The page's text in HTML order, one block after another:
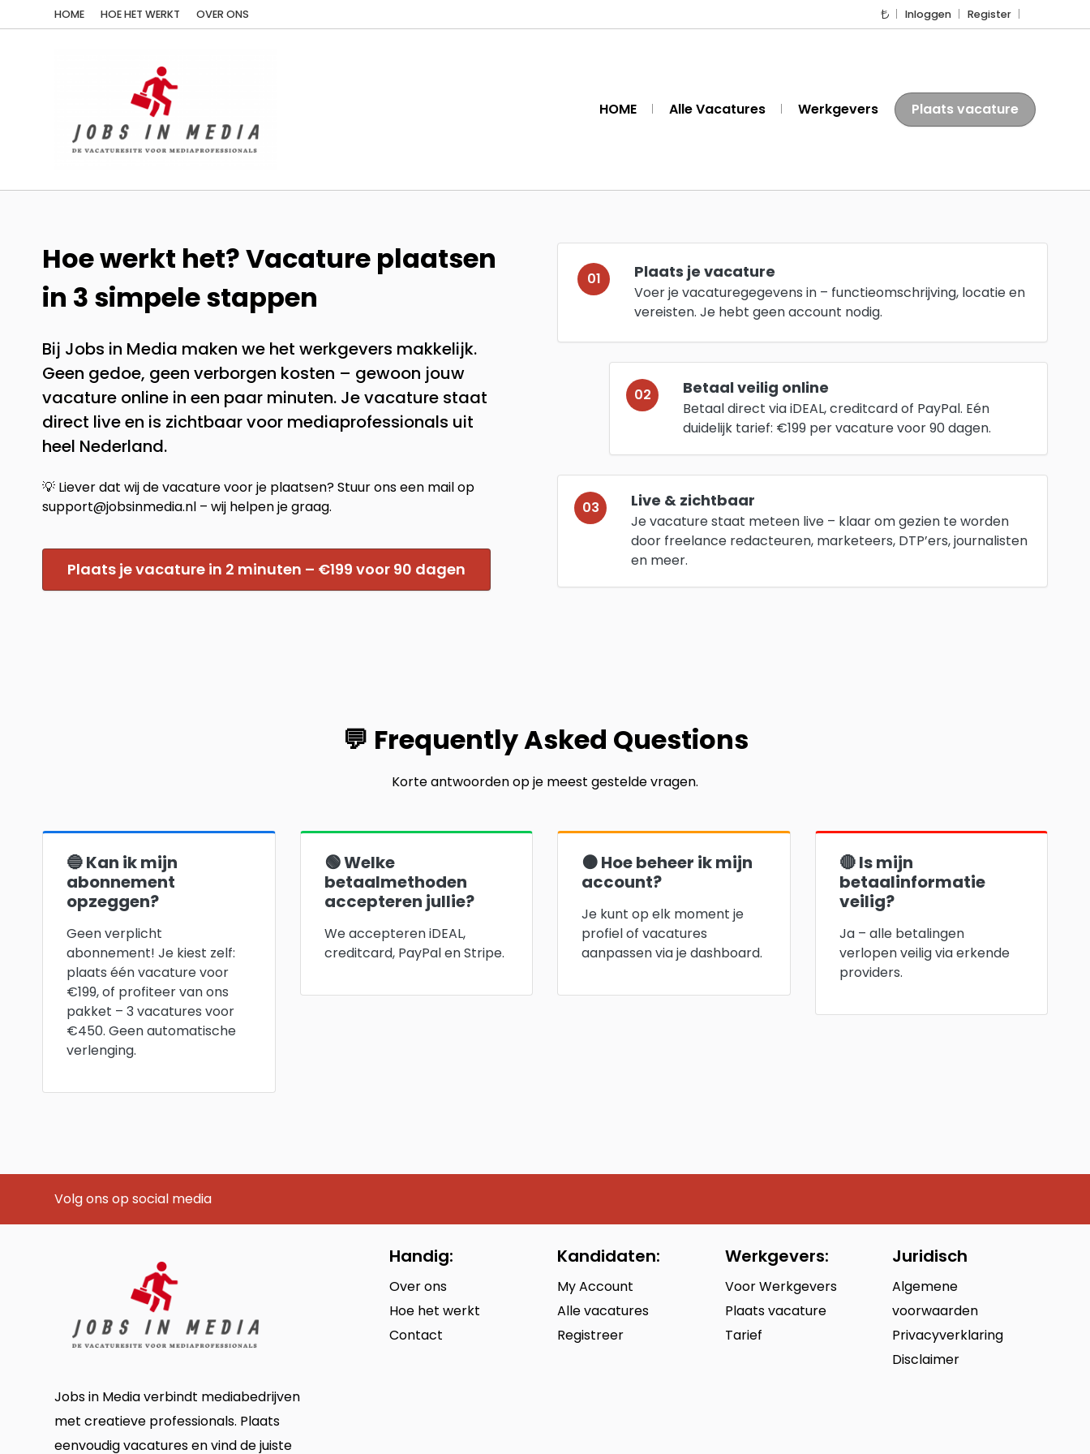
HOME HOE HET WERKT OVER ONS Inloggen Register
HOME Alle Vacatures Werkgevers Plaats vacature
01 Plaats je vacature
Voer je vacaturegegevens in – functieomschrijving, locatie en
vereisten. Je hebt geen account nodig.
02 Betaal veilig online
Betaal direct via iDEAL, creditcard of PayPal. Eén
duidelijk tarief: €199 per vacature voor 90 dagen.
03 Live & zichtbaar
Je vacature staat meteen live – klaar om gezien te worden
door freelance redacteuren, marketeers, DTP’ers, journalisten
en meer.
Hoe werkt het? Vacature plaatsen
in 3 simpele stappen
Bij Jobs in Media maken we het werkgevers makkelijk.
Geen gedoe, geen verborgen kosten – gewoon jouw
vacature online in een paar minuten. Je vacature staat
direct live en is zichtbaar voor mediaprofessionals uit
heel Nederland.
💡 Liever dat wij de vacature voor je plaatsen? Stuur ons een mail op
support@jobsinmedia.nl – wij helpen je graag.
Plaats je vacature in 2 minuten – €199 voor 90 dagen
💬 Frequently Asked Questions
Korte antwoorden op je meest gestelde vragen.
🔵 Kan ik mijn
abonnement
opzeggen?
Geen verplicht
abonnement! Je kiest zelf:
plaats één vacature voor
€199, of profiteer van ons
pakket – 3 vacatures voor
€450. Geen automatische
verlenging.
🟢 Welke
betaalmethoden
accepteren jullie?
We accepteren iDEAL,
creditcard, PayPal en Stripe.
🟠 Hoe beheer ik mijn
account?
Je kunt op elk moment je
profiel of vacatures
aanpassen via je dashboard.
🔴 Is mijn
betaalinformatie
veilig?
Ja – alle betalingen
verlopen veilig via erkende
providers.
Volg ons op social media
Jobs in Media verbindt mediabedrijven
met creatieve professionals. Plaats
eenvoudig vacatures en vind de juiste
Handig:
Over ons
Hoe het werkt
Contact
Kandidaten:
My Account
Alle vacatures
Registreer
Werkgevers:
Voor Werkgevers
Plaats vacature
Tarief
Juridisch
Algemene
voorwaarden
Privacyverklaring
Disclaimer